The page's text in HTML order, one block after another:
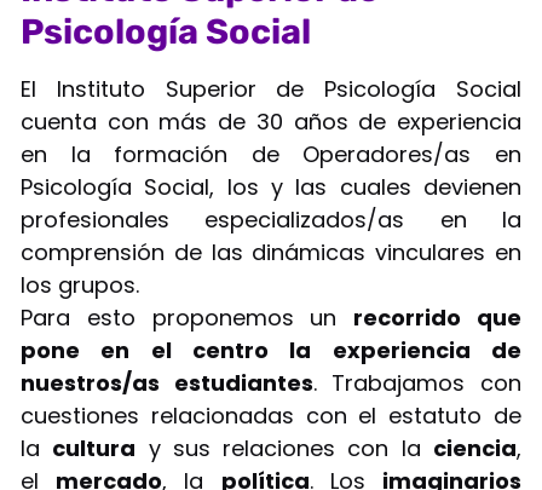
Psicología Social
El Instituto Superior de Psicología Social
cuenta con más de 30 años de experiencia
en la formación de Operadores/as en
Psicología Social, los y las cuales devienen
profesionales especializados/as en la
comprensión de las dinámicas vinculares en
los grupos.
Para esto proponemos un recorrido que
pone en el centro la experiencia de
nuestros/as estudiantes. Trabajamos con
cuestiones relacionadas con el estatuto de
la cultura y sus relaciones con la ciencia,
el mercado, la política. Los imaginarios